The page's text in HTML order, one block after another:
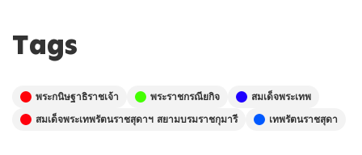
Tags
พระกนิษฐาธิราชเจ้า พระราชกรณียกิจ
สมเด็จพระเทพ
สมเด็จพระเทพรัตนราชสุดาฯ สยามบรมราชกุมารี
เทพรัตนราชสุดา